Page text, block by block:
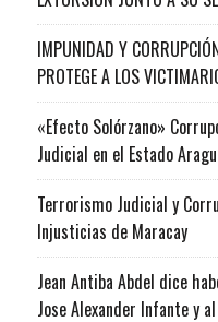
IMPUNIDAD Y
PROTEGE A LOS
«Efecto Solórzano»
Judicial en el Estado
Terrorismo Judicial y
Injusticias de Maracay
Jean Antiba Abdel dice
Jose Alexander Infante y